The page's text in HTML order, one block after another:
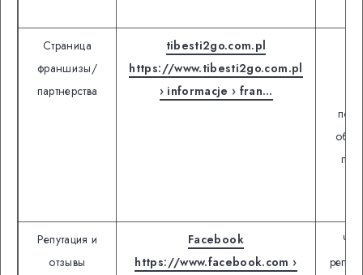
Страница
франшизы/
партнерства
tibesti2go.com.pl
https://www.tibesti2go.com.pl
› informacje › fran…
Репутация и
отзывы
Facebook
https://www.facebook.com ›